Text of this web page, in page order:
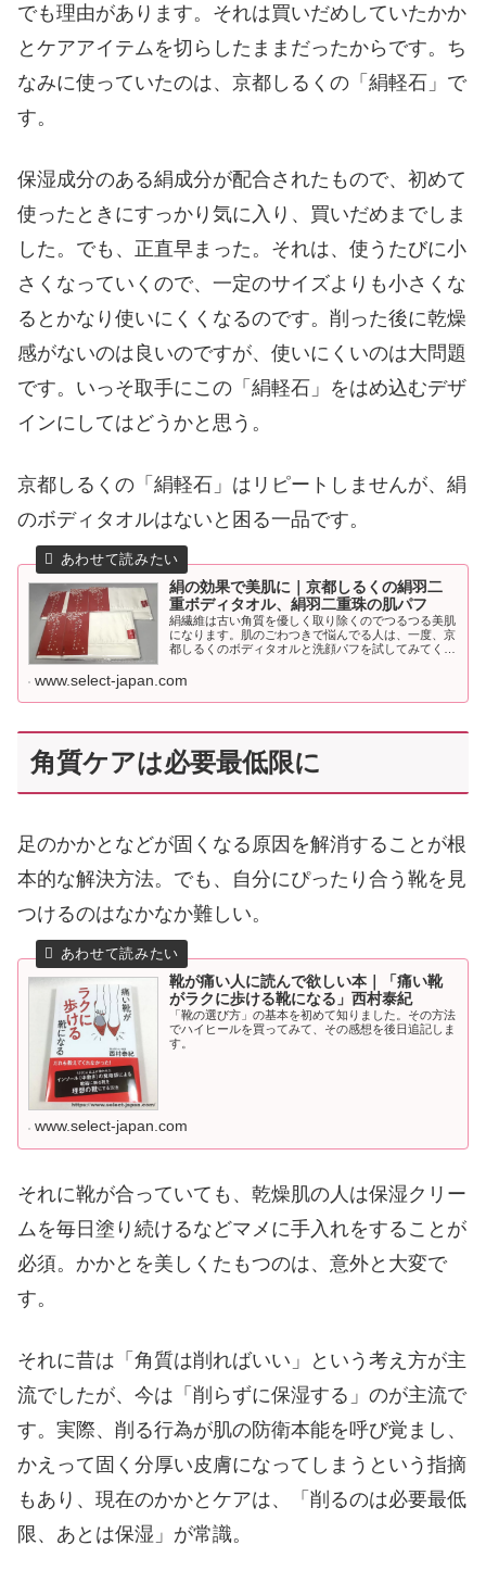
でも理由があります。それは買いだめしていたかか
とケアアイテムを切らしたままだったからです。ち
なみに使っていたのは、京都しるくの「絹軽石」で
す。
保湿成分のある絹成分が配合されたもので、初めて
使ったときにすっかり気に入り、買いだめまでしま
した。でも、正直早まった。それは、使うたびに小
さくなっていくので、一定のサイズよりも小さくな
るとかなり使いにくくなるのです。削った後に乾燥
感がないのは良いのですが、使いにくいのは大問題
です。いっそ取手にこの「絹軽石」をはめ込むデザ
インにしてはどうかと思う。
京都しるくの「絹軽石」はリピートしませんが、絹
のボディタオルはないと困る一品です。
絹の効果で美肌に｜京都しるくの絹羽二
重ボディタオル、絹羽二重珠の肌パフ
絹繊維は古い角質を優しく取り除くのでつるつる美肌
になります。肌のごわつきで悩んでる人は、一度、京
都しるくのボディタオルと洗顔パフを試してみてくだ
www.select-japan.com
角質ケアは必要最低限に
足のかかとなどが固くなる原因を解消することが根
本的な解決方法。でも、自分にぴったり合う靴を見
つけるのはなかなか難しい。
靴が痛い人に読んで欲しい本｜「痛い靴
がラクに歩ける靴になる」西村泰紀
「靴の選び方」の基本を初めて知りました。その方法
でハイヒールを買ってみて、その感想を後日追記しま
す。
www.select-japan.com
それに靴が合っていても、乾燥肌の人は保湿クリー
ムを毎日塗り続けるなどマメに手入れをすることが
必須。かかとを美しくたもつのは、意外と大変で
す。
それに昔は「角質は削ればいい」という考え方が主
流でしたが、今は「削らずに保湿する」のが主流で
す。実際、削る行為が肌の防衛本能を呼び覚まし、
かえって固く分厚い皮膚になってしまうという指摘
もあり、現在のかかとケアは、「削るのは必要最低
限、あとは保湿」が常識。